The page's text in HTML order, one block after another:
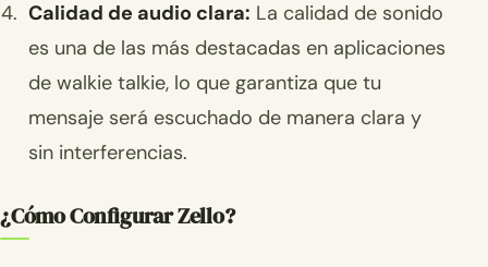
Calidad de audio clara: La calidad de sonido
es una de las más destacadas en aplicaciones
de walkie talkie, lo que garantiza que tu
mensaje será escuchado de manera clara y
sin interferencias.
¿Cómo Configurar Zello?